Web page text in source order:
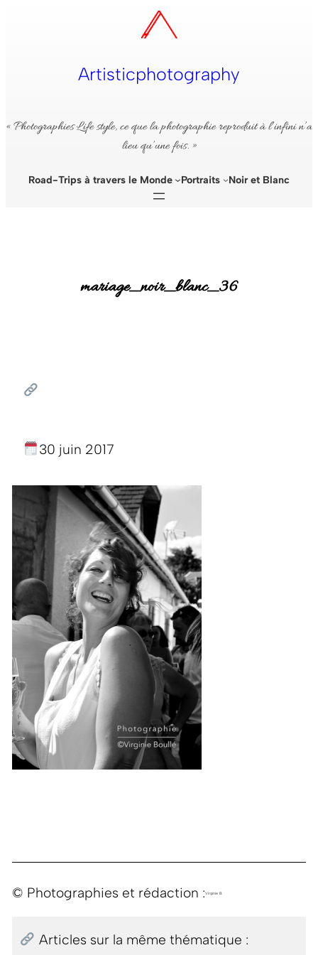
Artisticphotography
« Photographies Life style, ce que la photographie reproduit à l’infini n’a
lieu qu’une fois. »
Road-Trips à travers le Monde Portraits Noir et Blanc
mariage_noir_blanc_36
30 juin 2017
© Photographies et rédaction :Virginie B.
Articles sur la même thématique :